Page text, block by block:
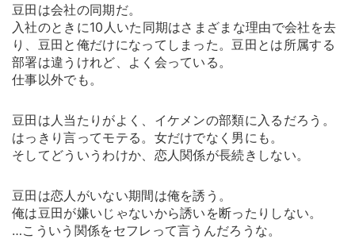
豆田は会社の同期だ。
入社のときに10人いた同期はさまざまな理由で会社を去
り、豆田と俺だけになってしまった。豆田とは所属する
部署は違うけれど、よく会っている。
仕事以外でも。
豆田は人当たりがよく、イケメンの部類に入るだろう。
はっきり言ってモテる。女だけでなく男にも。
そしてどういうわけか、恋人関係が長続きしない。
豆田は恋人がいない期間は俺を誘う。
俺は豆田が嫌いじゃないから誘いを断ったりしない。
…こういう関係をセフレって言うんだろうな。